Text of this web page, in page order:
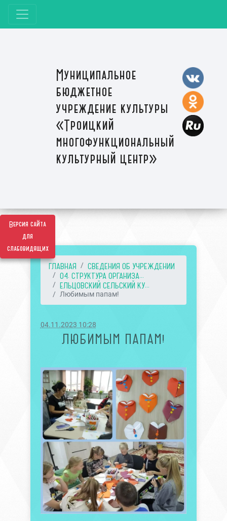
Версия сайта
для
слабовидящих
Муниципальное
бюджетное
учреждение культуры
«Троицкий
многофункциональный
культурный центр»
ГЛАВНАЯ
СВЕДЕНИЯ ОБ УЧРЕЖДЕНИИ
04. СТРУКТУРА ОРГАНИЗА...
ЕЛЬЦОВСКИЙ СЕЛЬСКИЙ КУ...
Любимым папам!
04.11.2023 10:28
ЛЮБИМЫМ ПАПАМ!